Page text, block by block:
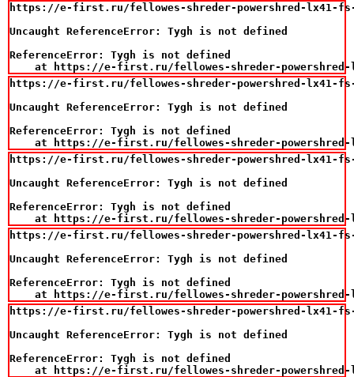
https://e-first.ru/fellowes-shreder-powershred-lx41-fs-
Uncaught ReferenceError: Tygh is not defined
ReferenceError: Tygh is not defined
at https://e-first.ru/fellowes-shreder-
https://e-first.ru/fellowes-shreder-powershred-lx41-fs-
Uncaught ReferenceError: Tygh is not defined
ReferenceError: Tygh is not defined
at https://e-first.ru/fellowes-shreder-
https://e-first.ru/fellowes-shreder-powershred-lx41-fs-
Uncaught ReferenceError: Tygh is not defined
ReferenceError: Tygh is not defined
at https://e-first.ru/fellowes-shreder-
https://e-first.ru/fellowes-shreder-powershred-lx41-fs-
Uncaught ReferenceError: Tygh is not defined
ReferenceError: Tygh is not defined
at https://e-first.ru/fellowes-shreder-
https://e-first.ru/fellowes-shreder-powershred-lx41-fs-
Uncaught ReferenceError: Tygh is not defined
ReferenceError: Tygh is not defined
at https://e-first.ru/fellowes-shreder-